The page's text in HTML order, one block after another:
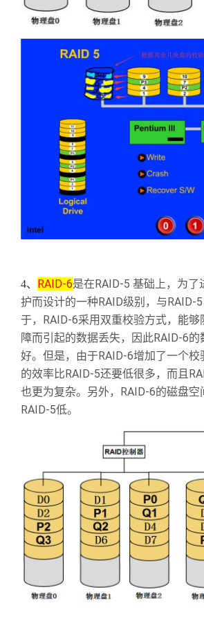
4、 RAID-6是在RAID-5 基础上，为了
护而设计的一种RAID级别，与RAID-5
于， RAID-6采用双重校验方式，能
障而引起的数据丢失，因此RAID-6的
好。但是，由于RAID-6增加了一个校
的效率比RAID-5还要低很多，而且
也更为复杂。另外， RAID-6的磁盘空
RAID-5低。